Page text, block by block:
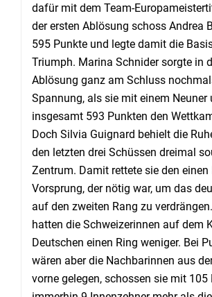
dafür mit dem Team-
der ersten Ablösung schoss Andrea
595 Punkte und legte damit die
Triumph. Marina Schnider sorgte in
Ablösung ganz am Schluss
Spannung, als sie mit einem Neuner
insgesamt 593 Punkten den
Doch Silvia Guignard behielt die
den letzten drei Schüssen dreimal
Zentrum. Damit rettete sie den einen
Vorsprung, der nötig war, um das
auf den zweiten Rang zu
hatten die Schweizerinnen auf dem
Deutschen einen Ring weniger. Bei
wären aber die Nachbarinnen aus
vorne gelegen, schossen sie mit 105